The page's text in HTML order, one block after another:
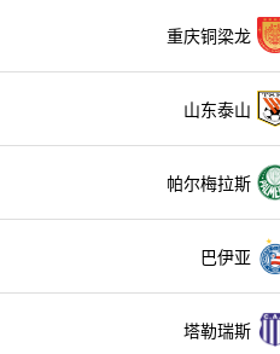
重庆铜梁龙
山东泰山
帕尔梅拉斯
巴伊亚
塔勒瑞斯